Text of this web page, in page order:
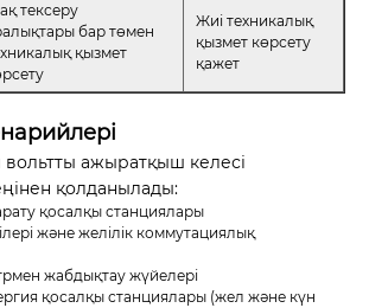
тексеру
бар төмен
қызмет
Жиі техникалық
қызмет көрсету
қажет
ажыратқыш келесі
қолданылады:
қосалқы станциялары
және желілік коммутациялық
жабдықтау жүйелері
қосалқы станциялары (жел және күн